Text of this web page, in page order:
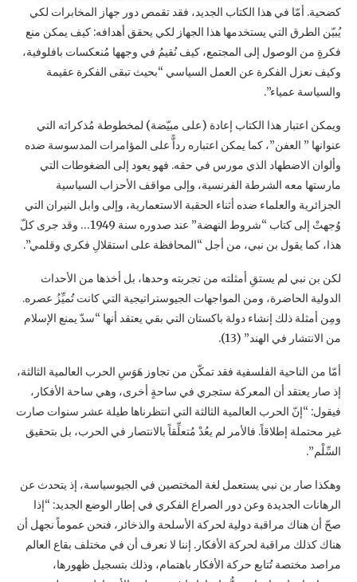
كضحية. أمّا في هذا الكتاب ‏الجديد، فقد تقمص دور جهاز المخابرات لكي
يُبيّن الطرق التي يستخدمها هذا الجهاز لكي يحقق أهدافه: ‏كيف يمكن منع
فكرةٍ من الوصول إلى المجتمع، كيف نُقيمُ في وجهها مُنعكسات بافلوفية،
وكيف نعزل ‏الفكرة عن العمل السياسي “بحيث تبقى الفكرة عقيمة
والسياسة عمياء”.‏
ويمكن اعتبار هذا الكتاب إعادة (على مبيّضة) لمخطوطة مُذكراته التي
عنوانها ” العفن”، كما يمكن ‏اعتباره رداًّ على المؤامرات المدسوسة ضده
وألوان الاضطهاد الذي مورس في حقه. فهو يعود إلى ‏الضغوطات التي
مارستها معه الشرطة الفرنسية، وإلى مواقف الأحزاب السياسية
الجزائرية والعلماء ‏ضده أثناء الحقبة الاستعمارية، وإلى وابل النيران التي
وُجهتْ إلى كتاب “شروط النهضة” عند صدوره ‏سنة 1949… وقد جرى كلّ
هذا، كما يقول بن نبي، من أجل “المحافظة على استقلالِ فكري وقلمي”.‏
لكن بن نبي لم يستقِ أمثلته من تجربته وحدها، بل أخذها من الأحداث
الدولية الحاضرة، ومن ‏المواجهات الجيوستراتيجية التي كانت تُميِّزُ عصره.
ومِن أمثلة ذلك إنشاء دولة باكستان التي بقي يعتقد ‏أنها “سدّ يمنع الإسلام
من الانتشار في الهند” (13).‏
أمّا من الناحية الفلسفية فقد تمكّن من تجاوز هَوَسِ الحرب العالمية الثالثة،
إذ صار يعتقد أن المعركة ‏ستجري في ساحةٍ أخرى، وهي ساحة الأفكار،
فيقول: “إنّ الحرب العالمية الثالثة التي انتظرناها طيلة ‏عشر سنوات صارت
غير محتملة إطلاقاً. فالأمر لم يعُدْ مُتعلِّقاً بالانتصار في الحرب، بل بتحقيق
السِّلْم”‏‎.‎
وهكذا صار بن نبي يستعمل لغة المختصين في الجيوسياسة، إذ يتحدث عن
الرهانات الجديدة وعن دور ‏الصراع الفكري في إطار الوضع الجديد: “إذا
صحّ أن هناك مراقبة دولية لحركة الأسلحة والذخائر، ‏فنحن عموماً نجهل أن
هناك كذلك مراقبة لحركة الأفكار. إننا لا نعرف أن في مختلف بقاع العالم
مراصد ‏مختصة تُتابع حركة الأفكار باهتمام، وذلك بتسجيل ظهورها،